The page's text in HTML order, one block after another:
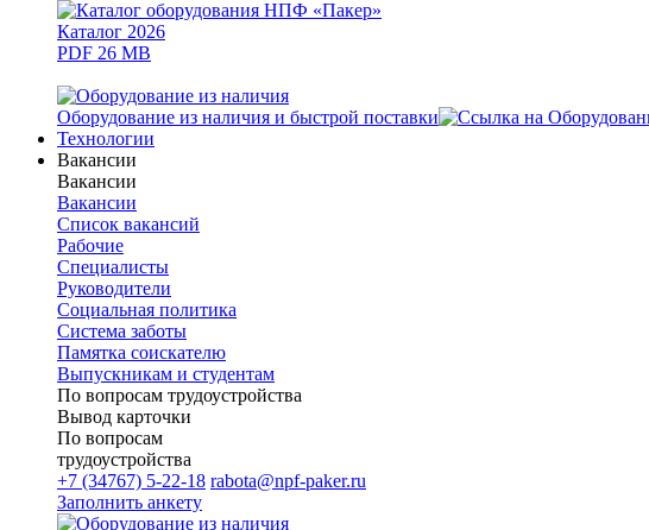
Каталог 2026
PDF 26 MB
Оборудование из наличия и быстрой поставки
Технологии
Вакансии
Вакансии
Вакансии
Список вакансий
Рабочие
Специалисты
Руководители
Cоциальная политика
Система заботы
Памятка соискателю
Выпускникам и студентам
По вопросам трудоустройства
Вывод карточки
По вопросам
трудоустройства
+7 (34767) 5-22-18 rabota@npf-paker.ru
Заполнить анкету